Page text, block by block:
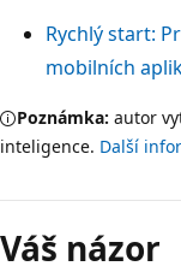
Rychlý start:
mobilních
Poznámka: autor
inteligence. Další
Váš názor